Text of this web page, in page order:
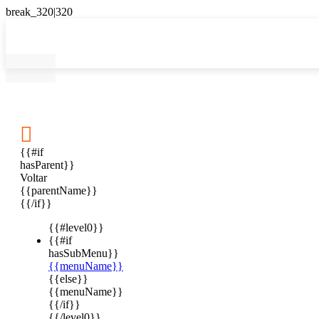

{{#if
hasParent}}
Voltar
{{parentName}}
{{/if}}
{{#level0}}
{{#if
hasSubMenu}}
{{menuName}}
{{else}}
{{menuName}}
{{/if}}